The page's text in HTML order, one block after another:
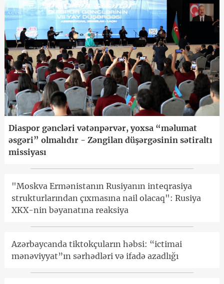
Diaspor gəncləri vətənpərvər, yoxsa “məlumat
əsgəri” olmalıdır - Zəngilan düşərgəsinin sətiraltı
missiyası
"Moskva Ermənistanın Rusiyanın inteqrasiya
strukturlarından çıxmasına nail olacaq": Rusiya
XKX-nin bəyanatına reaksiya
Azərbaycanda tiktokçuların həbsi: “ictimai
mənəviyyat”ın sərhədləri və ifadə azadlığı